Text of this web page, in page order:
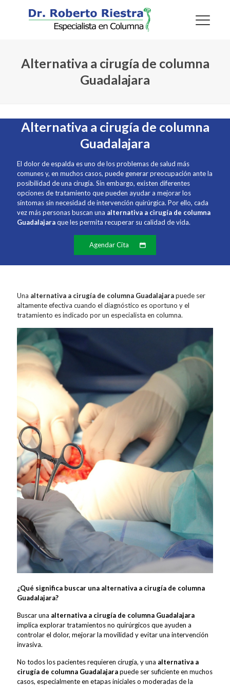
Alternativa a cirugía de columna
Guadalajara
Alternativa a cirugía de columna
Guadalajara
El dolor de espalda es uno de los problemas de salud más
comunes y, en muchos casos, puede generar preocupación ante la
posibilidad de una cirugía. Sin embargo, existen diferentes
opciones de tratamiento que pueden ayudar a mejorar los
síntomas sin necesidad de intervención quirúrgica. Por ello, cada
vez más personas buscan una alternativa a cirugía de columna
Guadalajaraque les permita recuperar su calidad de vida.
Agendar Cita
Una alternativa a cirugía de columna Guadalajarapuede ser
altamente efectiva cuando el diagnóstico es oportuno y el
tratamiento es indicado por un especialista en columna.
¿Qué significa buscar una alternativa a cirugía de columna
Guadalajara?
Buscar una alternativa a cirugía de columna Guadalajara
implica explorar tratamientos no quirúrgicos que ayuden a
controlar el dolor, mejorar la movilidad y evitar una intervención
invasiva.
No todos los pacientes requieren cirugía, y una alternativa a
cirugía de columna Guadalajarapuede ser suficiente en muchos
casos, especialmente en etapas iniciales o moderadas de la